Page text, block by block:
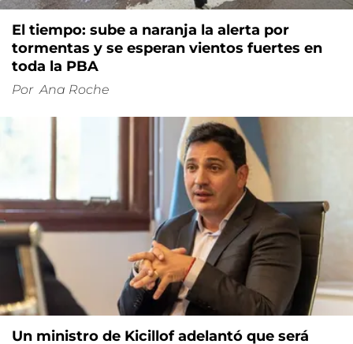
El tiempo: sube a naranja la alerta por
tormentas y se esperan vientos fuertes en
toda la PBA
Por Ana Roche
Un ministro de Kicillof adelantó que será